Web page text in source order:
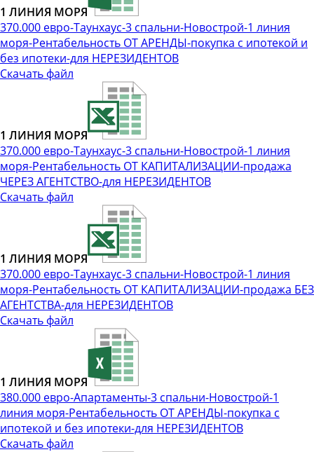
1 ЛИНИЯ МОРЯ
370.000 евро-Таунхаус-3 спальни-Новострой-1 линия
моря-Рентабельность ОТ АРЕНДЫ-покупка с ипотекой и
без ипотеки-для НЕРЕЗИДЕНТОВ
Скачать файл
1 ЛИНИЯ МОРЯ
370.000 евро-Таунхаус-3 спальни-Новострой-1 линия
моря-Рентабельность ОТ КАПИТАЛИЗАЦИИ-продажа
ЧЕРЕЗ АГЕНТСТВО-для НЕРЕЗИДЕНТОВ
Скачать файл
1 ЛИНИЯ МОРЯ
370.000 евро-Таунхаус-3 спальни-Новострой-1 линия
моря-Рентабельность ОТ КАПИТАЛИЗАЦИИ-продажа БЕЗ
АГЕНТСТВА-для НЕРЕЗИДЕНТОВ
Скачать файл
1 ЛИНИЯ МОРЯ
380.000 евро-Апартаменты-3 спальни-Новострой-1
линия моря-Рентабельность ОТ АРЕНДЫ-покупка с
ипотекой и без ипотеки-для НЕРЕЗИДЕНТОВ
Скачать файл